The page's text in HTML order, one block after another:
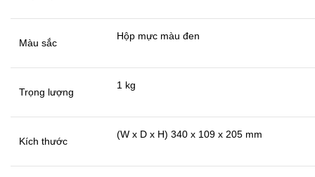
Màu sắc
Hộp mực màu đen
Trọng lượng
1 kg
Kích thước
(W x D x H) 340 x 109 x 205 mm